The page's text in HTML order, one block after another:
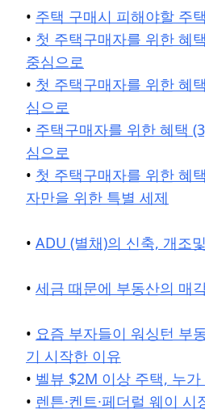
• 주택 구매시 피해야할 주
• 첫 주택구매자를 위한 혜
중심으로
• 첫 주택구매자를 위한 혜
심으로
• 주택구매자를 위한 혜택
심으로
• 첫 주택구매자를 위한 혜
자만을 위한 특별 세제
• ADU (별채)의 신축, 개조
• 세금 때문에 부동산의 매
• 요즘 부자들이 워싱턴 부
기 시작한 이유
• 벨뷰 $2M 이상 주택, 누
• 렌튼·켄트·페더럴 웨이 시